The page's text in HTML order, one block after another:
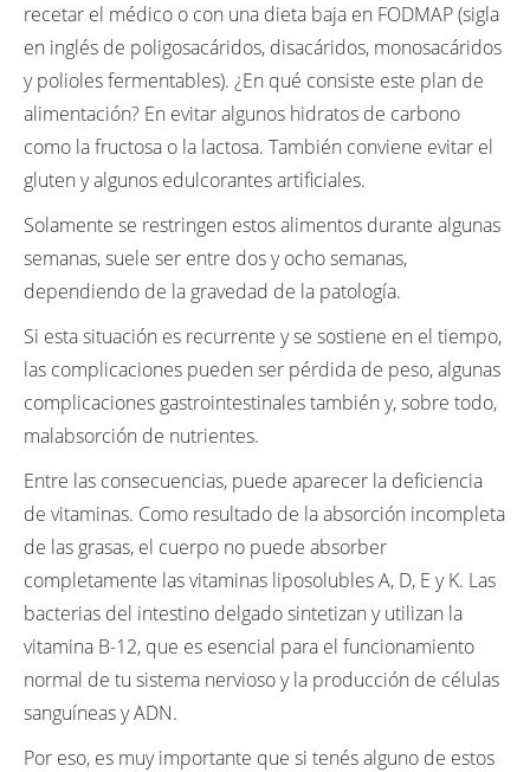
recetar el médico o con una dieta baja en FODMAP (sigla
en inglés de poligosacáridos, disacáridos, monosacáridos
y polioles fermentables). ¿En qué consiste este plan de
alimentación? En evitar algunos hidratos de carbono
como la fructosa o la lactosa. También conviene evitar el
gluten y algunos edulcorantes artificiales.
Solamente se restringen estos alimentos durante algunas
semanas, suele ser entre dos y ocho semanas,
dependiendo de la gravedad de la patología.
Si esta situación es recurrente y se sostiene en el tiempo,
las complicaciones pueden ser pérdida de peso, algunas
complicaciones gastrointestinales también y, sobre todo,
malabsorción de nutrientes.
Entre las consecuencias, puede aparecer la deficiencia
de vitaminas. Como resultado de la absorción incompleta
de las grasas, el cuerpo no puede absorber
completamente las vitaminas liposolubles A, D, E y K. Las
bacterias del intestino delgado sintetizan y utilizan la
vitamina B-12, que es esencial para el funcionamiento
normal de tu sistema nervioso y la producción de células
sanguíneas y ADN.
Por eso, es muy importante que si tenés alguno de estos